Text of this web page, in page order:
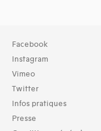
Collection
TOUT (2)
Archives (2)
Domaines thématiques
01-architecture
03-architecture
Facebook
Instagram
Vimeo
Twitter
Infos pratiques
Presse